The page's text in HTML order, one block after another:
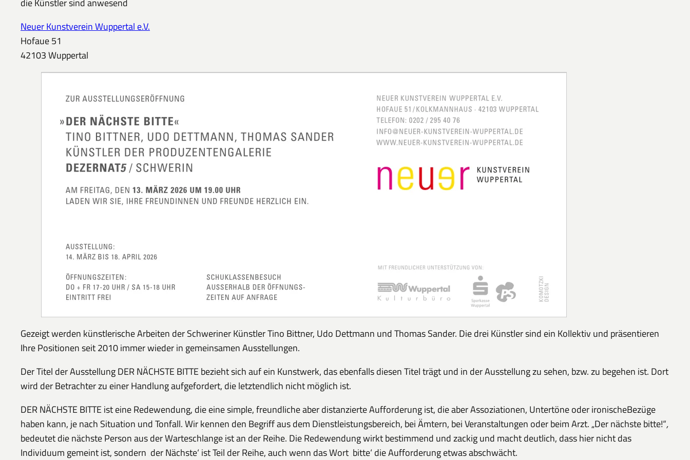
die Künstler sind anwesend
Neuer Kunstverein Wuppertal e.V.
Hofaue 51
42103 Wuppertal
Gezeigt werden künstlerische Arbeiten der Schweriner Künstler Tino Bittner, Udo Dettmann und Thomas Sander. Die drei Künstler sind ein Kollektiv und präsentieren
Ihre Positionen seit 2010 immer wieder in gemeinsamen Ausstellungen.
Der Titel der Ausstellung DER NÄCHSTE BITTE bezieht sich auf ein Kunstwerk, das ebenfalls diesen Titel trägt und in der Ausstellung zu sehen, bzw. zu begehen ist. Dort
wird der Betrachter zu einer Handlung aufgefordert, die letztendlich nicht möglich ist.
DER NÄCHSTE BITTE ist eine Redewendung, die eine simple, freundliche aber distanzierte Aufforderung ist, die aber Assoziationen, Untertöne oder ironischeBezüge
haben kann, je nach Situation und Tonfall. Wir kennen den Begriff aus dem Dienstleistungsbereich, bei Ämtern, bei Veranstaltungen oder beim Arzt. „Der nächste bitte!“,
bedeutet die nächste Person aus der Warteschlange ist an der Reihe. Die Redewendung wirkt bestimmend und zackig und macht deutlich, dass hier nicht das
Individuum gemeint ist, sondern ‚der Nächste‘ ist Teil der Reihe, auch wenn das Wort ‚bitte‘ die Aufforderung etwas abschwächt.